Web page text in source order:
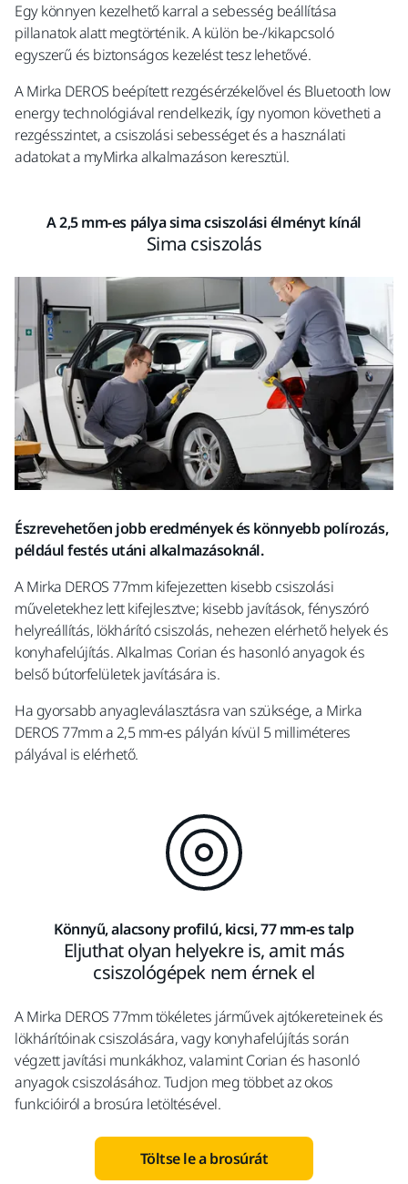
Egy könnyen kezelhető karral a sebesség beállítása
pillanatok alatt megtörténik. A külön be-/kikapcsoló
egyszerű és biztonságos kezelést tesz lehetővé.
A Mirka DEROS beépített rezgésérzékelővel és Bluetooth low
energy technológiával rendelkezik, így nyomon követheti a
rezgésszintet, a csiszolási sebességet és a használati
adatokat a myMirka alkalmazáson keresztül.
A 2,5 mm-es pálya sima csiszolási élményt kínál
Sima csiszolás
Észrevehetően jobb eredmények és könnyebb polírozás,
például festés utáni alkalmazásoknál.
A Mirka DEROS 77mm kifejezetten kisebb csiszolási
műveletekhez lett kifejlesztve; kisebb javítások, fényszóró
helyreállítás, lökhárító csiszolás, nehezen elérhető helyek és
konyhafelújítás. Alkalmas Corian és hasonló anyagok és
belső bútorfelületek javítására is.
Ha gyorsabb anyagleválasztásra van szüksége, a Mirka
DEROS 77mm a 2,5 mm-es pályán kívül 5 milliméteres
pályával is elérhető.
Könnyű, alacsony profilú, kicsi, 77 mm-es talp
Eljuthat olyan helyekre is, amit más
csiszológépek nem érnek el
A Mirka DEROS 77mm tökéletes járművek ajtókereteinek és
lökhárítóinak csiszolására, vagy konyhafelújítás során
végzett javítási munkákhoz, valamint Corian és hasonló
anyagok csiszolásához. Tudjon meg többet az okos
funkcióiról a brosúra letöltésével.
Töltse le a brosúrát